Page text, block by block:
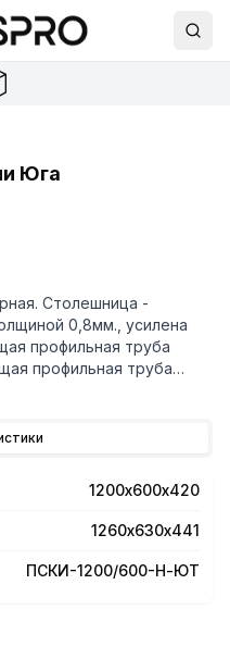
Юга
Столешница -
0,8мм., усилена
профильная труба
профильная труба
пластиковыми
1200х600х420
1260х630х441
ПСКИ-1200/600-Н-ЮТ